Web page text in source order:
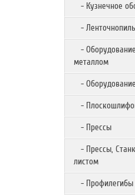
- Кузнечное
-
-
металлом
-
-
- Прессы
- Прессы,
листом
- Профилегибы